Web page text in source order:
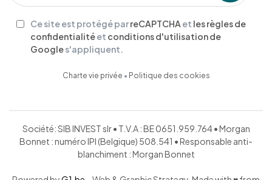
Ce site est protégé parreCAPTCHA et les règles de
confidentialitéet conditions d'utilisation de
Googles'appliquent.
Charte vie privée • Politique des cookies
Société: SIB INVEST slr • T.V.A : BE 0651.959.764 • Morgan
Bonnet : numéro IPI (Belgique) 508.541 • Responsable anti-
blanchiment : Morgan Bonnet